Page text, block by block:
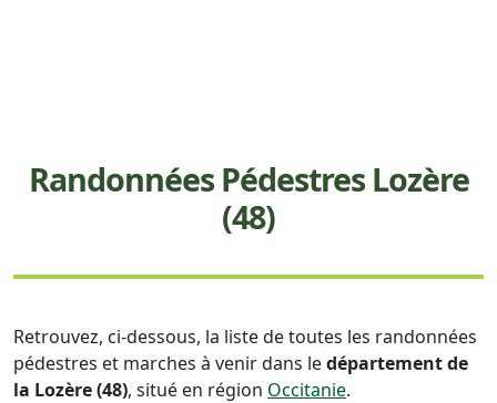
Randonnées Pédestres Lozère
(48)
Retrouvez, ci-dessous, la liste de toutes les randonnées
pédestres et marches à venir dans ledépartement de
la Lozère (48), situé en région Occitanie.